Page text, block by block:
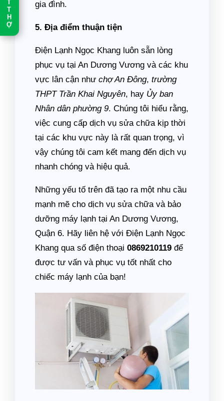
T
H
Ợ
gia đình.
5. Địa điểm thuận tiện
Điện Lạnh Ngọc Khang luôn sẵn lòng
phục vụ tại An Dương Vương và các khu
vực lân cận như chợ An Đông, trường
THPT Trần Khai Nguyên, hay Ủy ban
Nhân dân phường 9. Chúng tôi hiểu rằng,
việc cung cấp dịch vụ sửa chữa kịp thời
tại các khu vực này là rất quan trọng, vì
vậy chúng tôi cam kết mang đến dịch vụ
nhanh chóng và hiệu quả.
Những yếu tố trên đã tạo ra một nhu cầu
mạnh mẽ cho dịch vụ sửa chữa và bảo
dưỡng máy lạnh tại An Dương Vương,
Quận 6. Hãy liên hệ với Điện Lạnh Ngọc
Khang qua số điện thoại 0869210119 để
được tư vấn và phục vụ tốt nhất cho
chiếc máy lạnh của bạn!